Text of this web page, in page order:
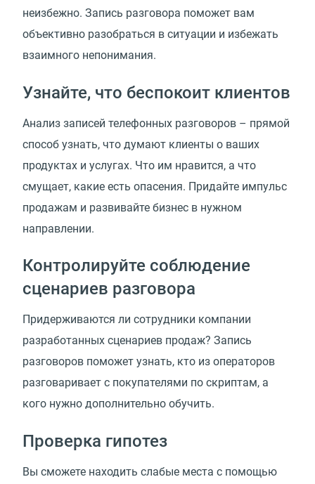
неизбежно. Запись разговора поможет вам
объективно разобраться в ситуации и избежать
взаимного непонимания.
Узнайте, что беспокоит клиентов
Анализ записей телефонных разговоров – прямой
способ узнать, что думают клиенты о ваших
продуктах и услугах. Что им нравится, а что
смущает, какие есть опасения. Придайте импульс
продажам и развивайте бизнес в нужном
направлении.
Контролируйте соблюдение
сценариев разговора
Придерживаются ли сотрудники компании
разработанных сценариев продаж? Запись
разговоров поможет узнать, кто из операторов
разговаривает с покупателями по скриптам, а
кого нужно дополнительно обучить.
Проверка гипотез
Вы сможете находить слабые места с помощью